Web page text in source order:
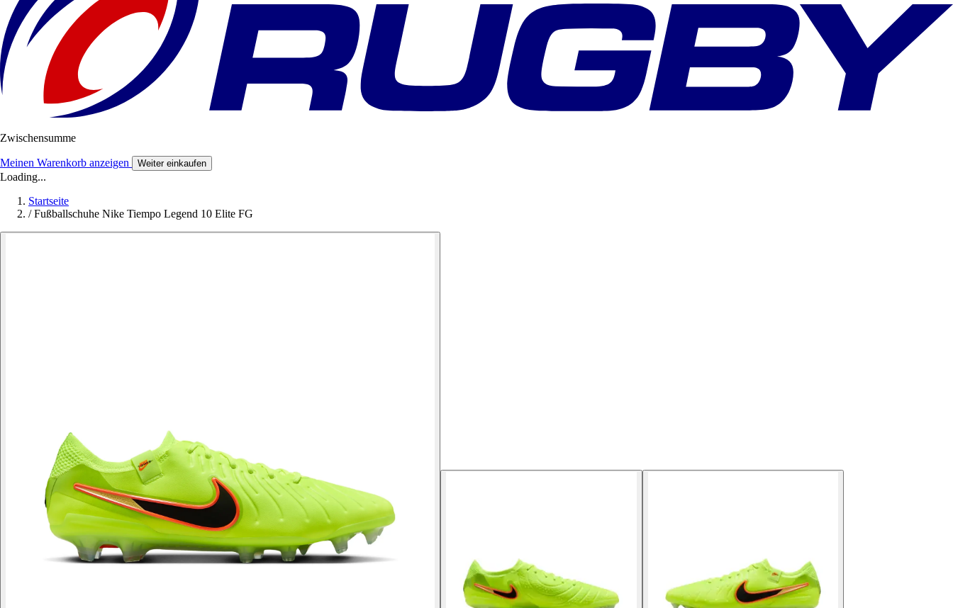
Zwischensumme
Meinen Warenkorb anzeigen Weiter einkaufen
Loading...
Startseite
/ Fußballschuhe Nike Tiempo Legend 10 Elite FG